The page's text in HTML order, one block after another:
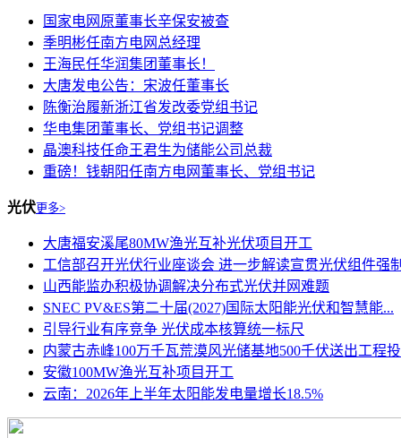
国家电网原董事长辛保安被查
季明彬任南方电网总经理
王海民任华润集团董事长！
大唐发电公告：宋波任董事长
陈衡治履新浙江省发改委党组书记
华电集团董事长、党组书记调整
晶澳科技任命王君生为储能公司总裁
重磅！钱朝阳任南方电网董事长、党组书记
光伏更多>
大唐福安溪尾80MW渔光互补光伏项目开工
工信部召开光伏行业座谈会 进一步解读宣贯光伏组件强
山西能监办积极协调解决分布式光伏并网难题
SNEC PV&ES第二十届(2027)国际太阳能光伏和智慧能...
引导行业有序竞争 光伏成本核算统一标尺
内蒙古赤峰100万千瓦荒漠风光储基地500千伏送出工程
安徽100MW渔光互补项目开工
云南：2026年上半年太阳能发电量增长18.5%